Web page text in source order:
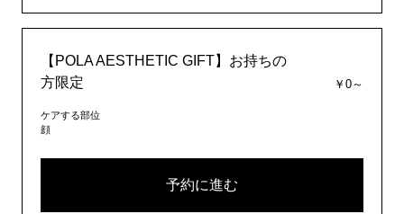
【POLA AESTHETIC GIFT】お持ちの
方限定
￥0～
ケアする部位
顔
予約に進む